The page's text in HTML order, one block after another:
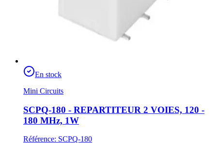
En stock
Mini Circuits
SCPQ-180 - REPARTITEUR 2 VOIES, 120 -
180 MHz, 1W
Référence: SCPQ-180